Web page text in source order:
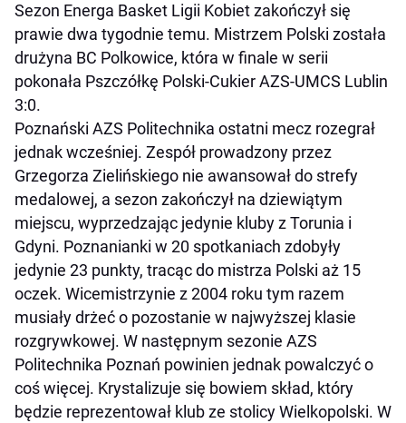
Sezon Energa Basket Ligii Kobiet zakończył się
prawie dwa tygodnie temu. Mistrzem Polski została
drużyna BC Polkowice, która w finale w serii
pokonała Pszczółkę Polski-Cukier AZS-UMCS Lublin
3:0.
Poznański AZS Politechnika ostatni mecz rozegrał
jednak wcześniej. Zespół prowadzony przez
Grzegorza Zielińskiego nie awansował do strefy
medalowej, a sezon zakończył na dziewiątym
miejscu, wyprzedzając jedynie kluby z Torunia i
Gdyni. Poznanianki w 20 spotkaniach zdobyły
jedynie 23 punkty, tracąc do mistrza Polski aż 15
oczek. Wicemistrzynie z 2004 roku tym razem
musiały drżeć o pozostanie w najwyższej klasie
rozgrywkowej. W następnym sezonie AZS
Politechnika Poznań powinien jednak powalczyć o
coś więcej. Krystalizuje się bowiem skład, który
będzie reprezentował klub ze stolicy Wielkopolski. W